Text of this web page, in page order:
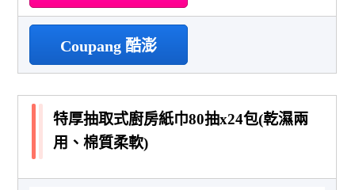
Coupang 酷澎
特厚抽取式廚房紙巾80抽x24包(乾濕兩
用、棉質柔軟)